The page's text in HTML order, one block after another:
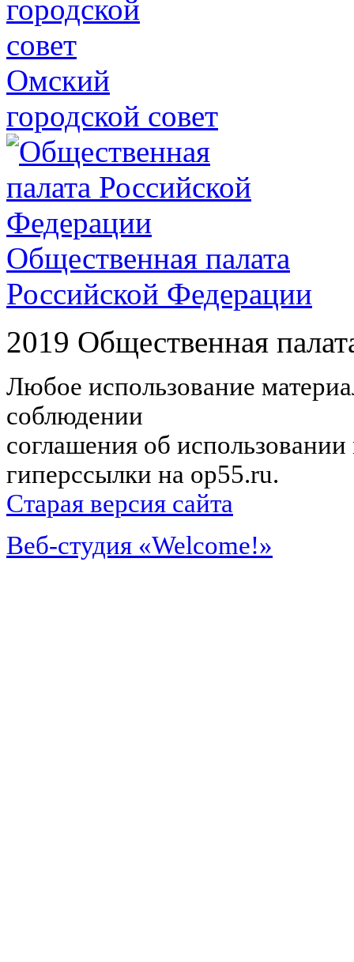
Омский
городской совет
Общественная палата
Российской Федерации
2019 Общественная
Любое использование
соблюдении
соглашения об
гиперссылки на op55.ru.
Старая версия сайта
Веб-студия «Welcome!»